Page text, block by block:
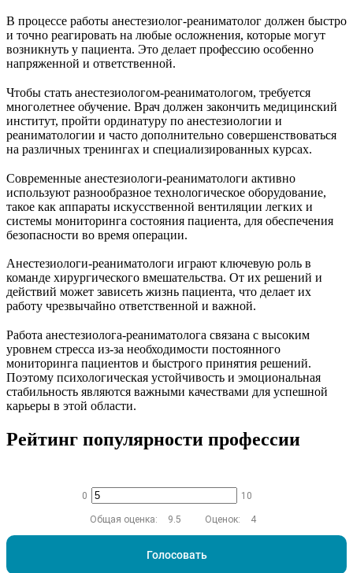
В процессе работы анестезиолог-реаниматолог должен быстро
и точно реагировать на любые осложнения, которые могут
возникнуть у пациента. Это делает профессию особенно
напряженной и ответственной.
Чтобы стать анестезиологом-реаниматологом, требуется
многолетнее обучение. Врач должен закончить медицинский
институт, пройти ординатуру по анестезиологии и
реаниматологии и часто дополнительно совершенствоваться
на различных тренингах и специализированных курсах.
Современные анестезиологи-реаниматологи активно
используют разнообразное технологическое оборудование,
такое как аппараты искусственной вентиляции легких и
системы мониторинга состояния пациента, для обеспечения
безопасности во время операции.
Анестезиологи-реаниматологи играют ключевую роль в
команде хирургического вмешательства. От их решений и
действий может зависеть жизнь пациента, что делает их
работу чрезвычайно ответственной и важной.
Работа анестезиолога-реаниматолога связана с высоким
уровнем стресса из-за необходимости постоянного
мониторинга пациентов и быстрого принятия решений.
Поэтому психологическая устойчивость и эмоциональная
стабильность являются важными качествами для успешной
карьеры в этой области.
Рейтинг популярности профессии
0 10
Общая оценка: 9.5 Оценок: 4
Голосовать